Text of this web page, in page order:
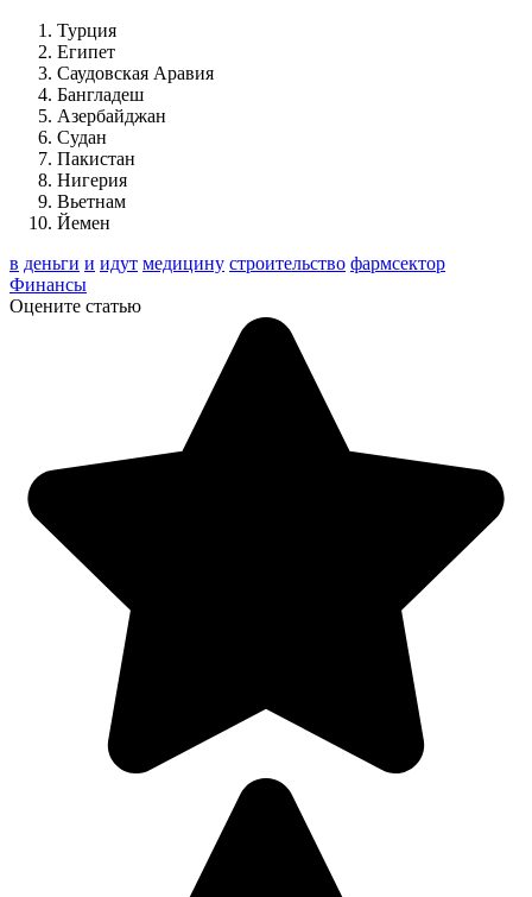
Турция
Египет
Саудовская Аравия
Бангладеш
Азербайджан
Судан
Пакистан
Нигерия
Вьетнам
Йемен
в деньги и идут медицину строительство фармсектор
Финансы
Оцените статью